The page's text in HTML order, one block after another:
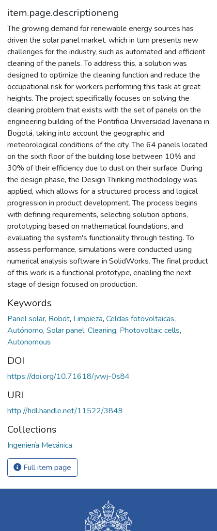
item.page.descriptioneng
The growing demand for renewable energy sources has
driven the solar panel market, which in turn presents new
challenges for the industry, such as automated and efficient
cleaning of the panels. To address this, a solution was
designed to optimize the cleaning function and reduce the
occupational risk for workers performing this task at great
heights. The project specifically focuses on solving the
cleaning problem that exists with the set of panels on the
engineering building of the Pontificia Universidad Javeriana in
Bogotá, taking into account the geographic and
meteorological conditions of the city. The 64 panels located
on the sixth floor of the building lose between 10% and
30% of their efficiency due to dust on their surface. During
the design phase, the Design Thinking methodology was
applied, which allows for a structured process and logical
progression in product development. The process begins
with defining requirements, selecting solution options,
prototyping based on mathematical foundations, and
evaluating the system's functionality through testing. To
assess performance, simulations were conducted using
numerical analysis software in SolidWorks. The final product
of this work is a functional prototype, enabling the next
stage of design focused on production.
Keywords
Panel solar, Robot, Limpieza, Celdas fotovoltaicas,
Autónomo, Solar panel, Cleaning, Photovoltaic cells,
Autonomous
DOI
https://doi.org/10.71618/jvwj-0s84
URI
http://hdl.handle.net/11522/3849
Collections
Ingeniería Mecánica
Full item page